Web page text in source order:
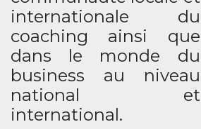
internationale du
coaching ainsi que
dans le monde du
business au niveau
national et
international.